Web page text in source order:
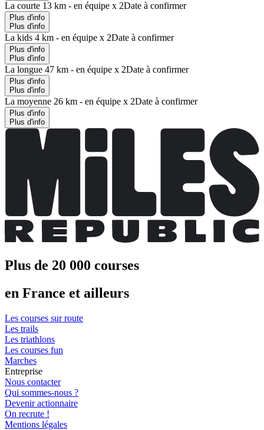
La courte 13 km - en équipe x 2Date à confirmer
Plus d'info
Plus d'info
La kids 4 km - en équipe x 2Date à confirmer
Plus d'info
Plus d'info
La longue 47 km - en équipe x 2Date à confirmer
Plus d'info
Plus d'info
La moyenne 26 km - en équipe x 2Date à confirmer
Plus d'info
Plus d'info
Plus de 20 000 courses
en France et ailleurs
Les courses sur route
Les trails
Les triathlons
Les courses fun
Marches
Entreprise
Nous contacter
Qui sommes-nous ?
Devenir actionnaire
On recrute !
Mentions légales